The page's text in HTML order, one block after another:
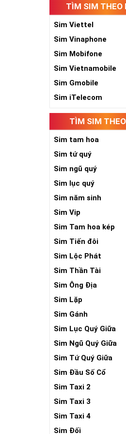
TÌM SIM THEO
Sim Viettel
Sim Vinaphone
Sim Mobifone
Sim Vietnamobile
Sim Gmobile
Sim iTelecom
TÌM SIM
Sim tam hoa
Sim tứ quý
Sim ngũ quý
Sim lục quý
Sim năm sinh
Sim Vip
Sim Tam hoa kép
Sim Tiến đôi
Sim Lộc Phát
Sim Thần Tài
Sim Ông Địa
Sim Lặp
Sim Gánh
Sim Lục Quý Giữa
Sim Ngũ Quý Giữa
Sim Tứ Quý Giữa
Sim Đầu Số Cổ
Sim Taxi 2
Sim Taxi 3
Sim Taxi 4
Sim Đối